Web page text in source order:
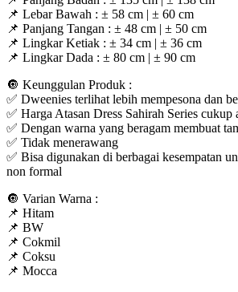
📌 Lebar Bawah : ± 58 cm | ± 60 cm
📌 Panjang Tangan : ± 48 cm | ± 50 cm
📌 Lingkar Ketiak : ± 34 cm | ± 36 cm
📌 Lingkar Dada : ± 80 cm | ± 90 cm
🔘 Keunggulan Produk :
✅ Dweenies terlihat lebih mempesona dan
✅ Harga Atasan Dress Sahirah Series cukup
✅ Dengan warna yang beragam membuat
✅ Tidak menerawang
✅ Bisa digunakan di berbagai kesempatan
non formal
🔘 Varian Warna :
📌 Hitam
📌 BW
📌 Cokmil
📌 Coksu
📌 Mocca